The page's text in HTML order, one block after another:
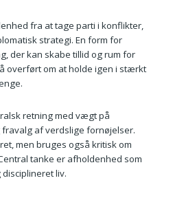
fra at tage parti i konflikter,
strategi. En form for
der kan skabe tillid og rum for
overført om at holde igen i stærkt
retning med vægt på
af verdslige fornøjelser.
men bruges også kritisk om
tanke er afholdenhed som
liv.